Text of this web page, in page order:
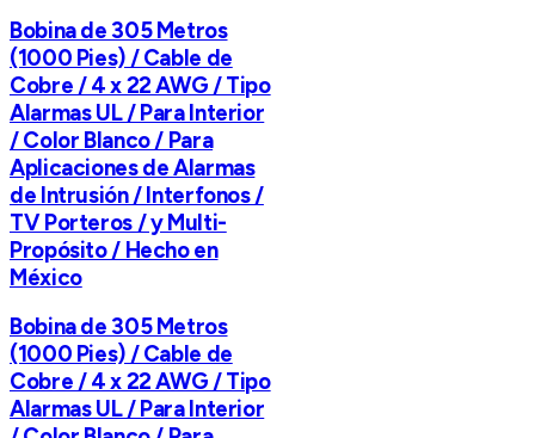
Bobina de 305 Metros
(1000 Pies) / Cable de
Cobre / 4 x 22 AWG / Tipo
Alarmas UL / Para Interior
/ Color Blanco / Para
Aplicaciones de Alarmas
de Intrusión / Interfonos /
TV Porteros / y Multi-
Propósito / Hecho en
México
Bobina de 305 Metros
(1000 Pies) / Cable de
Cobre / 4 x 22 AWG / Tipo
Alarmas UL / Para Interior